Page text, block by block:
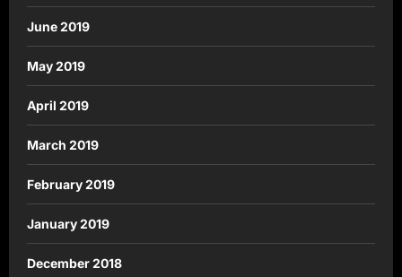
June 2019
May 2019
April 2019
March 2019
February 2019
January 2019
December 2018